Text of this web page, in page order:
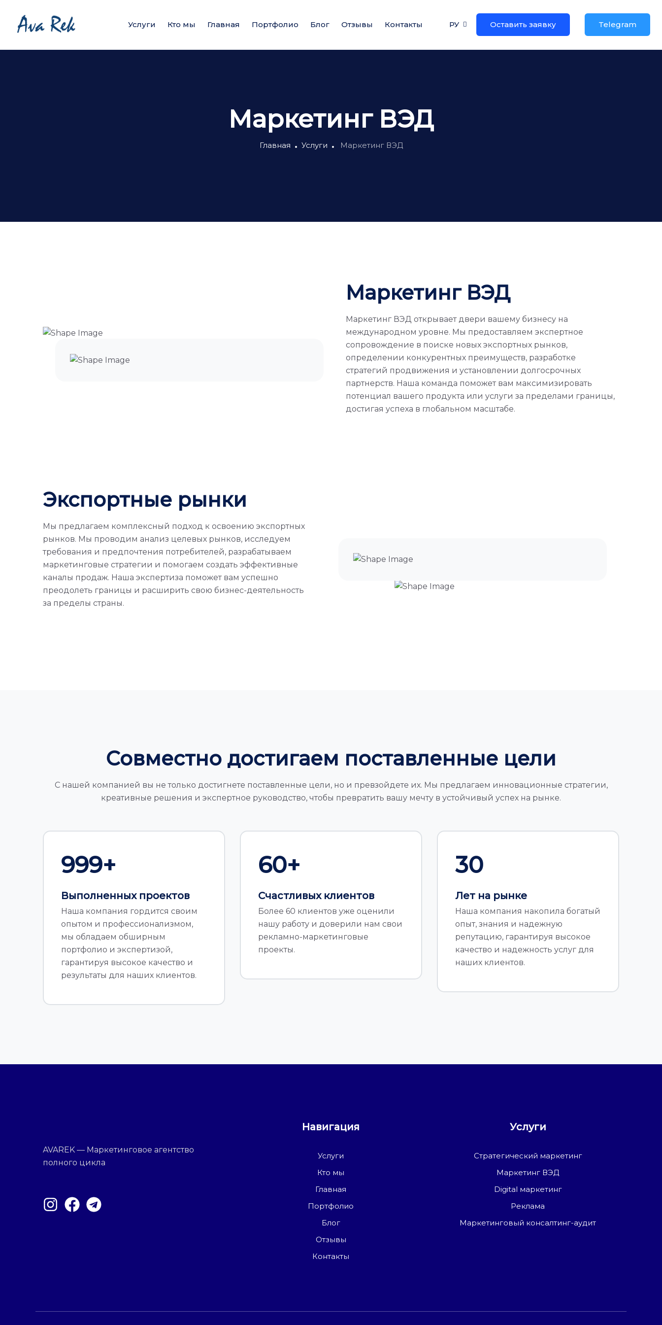
Услуги Кто мы Главная Портфолио Блог Отзывы Контакты РУ Оставить заявку Telegram
Маркетинг ВЭД
Главная Услуги Маркетинг ВЭД
Маркетинг ВЭД
Маркетинг ВЭД открывает двери вашему бизнесу на
международном уровне. Мы предоставляем экспертное
сопровождение в поиске новых экспортных рынков,
определении конкурентных преимуществ, разработке
стратегий продвижения и установлении долгосрочных
партнерств. Наша команда поможет вам максимизировать
потенциал вашего продукта или услуги за пределами границы,
достигая успеха в глобальном масштабе.
Экспортные рынки
Мы предлагаем комплексный подход к освоению экспортных
рынков. Мы проводим анализ целевых рынков, исследуем
требования и предпочтения потребителей, разрабатываем
маркетинговые стратегии и помогаем создать эффективные
каналы продаж. Наша экспертиза поможет вам успешно
преодолеть границы и расширить свою бизнес-деятельность
за пределы страны.
Совместно достигаем поставленные цели
С нашей компанией вы не только достигнете поставленные цели, но и превзойдете их. Мы предлагаем инновационные стратегии,
креативные решения и экспертное руководство, чтобы превратить вашу мечту в устойчивый успех на рынке.
1,000
Выполненных проектов
Наша компания гордится своим
опытом и профессионализмом,
мы обладаем обширным
портфолио и экспертизой,
гарантируя высокое качество и
результаты для наших клиентов.
60+
Счастливых клиентов
Более 60 клиентов уже оценили
нашу работу и доверили нам свои
рекламно-маркетинговые
проекты.
30
Лет на рынке
Наша компания накопила богатый
опыт, знания и надежную
репутацию, гарантируя высокое
качество и надежность услуг для
наших клиентов.
AVAREK — Маркетинговое агентство
полного цикла
Навигация
Услуги
Кто мы
Главная
Портфолио
Блог
Отзывы
Контакты
Услуги
Стратегический маркетинг
Маркетинг ВЭД
Digital маркетинг
Реклама
Маркетинговый консалтинг-аудит